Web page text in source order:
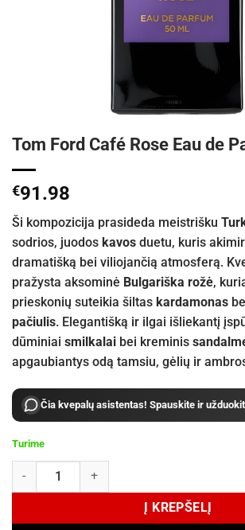
Tom Ford Café Rose Eau de
€91.98
Ši kompozicija prasideda meistrišku
sodrios, juodos kavos duetu, kuris
dramatišką bei viliojančią atmosferą.
pražysta aksominė Bulgariška rožė,
prieskonių suteikia šiltas kardamonas
pačiulis. Elegantišką ir ilgai išliekantį
dūminiai smilkalai bei kreminis
apgaubiantys odą tamsiu, gėlių ir
Čia kvepalų asistentas! Spauskite ir
Turime
produkto kiekis: Tom Ford Café Rose Eau de
Į KREPŠELĮ